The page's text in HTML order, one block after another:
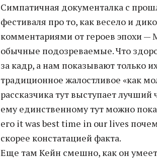
Симпатичная документалка с
фестиваля про то, как весело и
комментариями от героев эпохи —
обычные подозреваемые. Что
за кадр, а нам показывают только
традиционное жалостливое «как
рассказчика тут выступает
ему единственному тут можно
его it was best time in our lives
скорее констатацией факта.
Еще там Кейн смешно, как он